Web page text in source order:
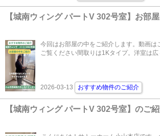
【城南ウィング パートV 302号室】お部
今回はお部屋の中をご紹介します。動画は
ご覧ください間取りは1Kタイプ。洋室は広
2026-03-13 おすすめ物件のご紹介
【城南ウィング パートV 302号室】のご